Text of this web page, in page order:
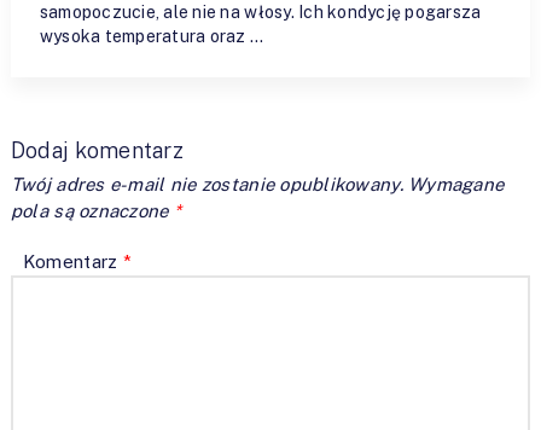
samopoczucie, ale nie na włosy. Ich kondycję pogarsza
wysoka temperatura oraz …
Dodaj komentarz
Twój adres e-mail nie zostanie opublikowany. Wymagane
pola są oznaczone *
Komentarz *